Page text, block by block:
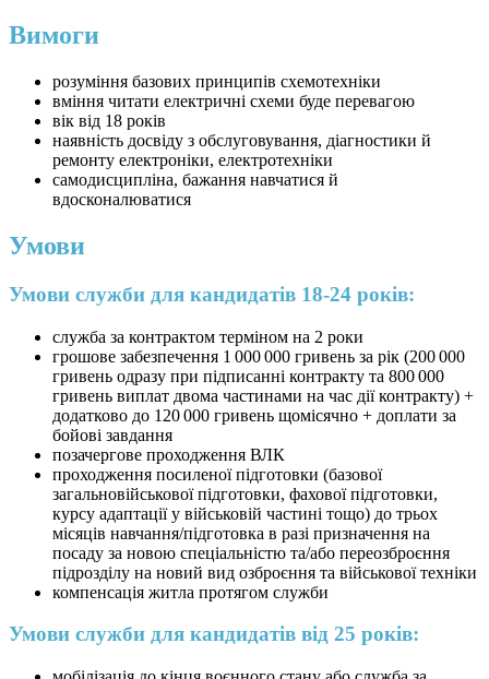
Вимоги
розуміння базових принципів схемотехніки
вміння читати електричні схеми буде перевагою
вік від 18 років
наявність досвіду з обслуговування, діагностики й
ремонту електроніки, електротехніки
самодисципліна, бажання навчатися й
вдосконалюватися
Умови
Умови служби для кандидатів 18-24 років:
служба за контрактом терміном на 2 роки
грошове забезпечення 1 000 000 гривень за рік (200 000
гривень одразу при підписанні контракту та 800 000
гривень виплат двома частинами на час дії контракту) +
додатково до 120 000 гривень щомісячно + доплати за
бойові завдання
позачергове проходження ВЛК
проходження посиленої підготовки (базової
загальновійськової підготовки, фахової підготовки,
курсу адаптації у військовій частині тощо) до трьох
місяців навчання/підготовка в разі призначення на
посаду за новою спеціальністю та/або переозброєння
підрозділу на новий вид озброєння та військової техніки
компенсація житла протягом служби
Умови служби для кандидатів від 25 років: